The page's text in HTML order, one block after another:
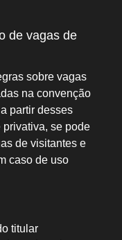
de vagas de
sobre vagas
na convenção
partir desses
se pode
de visitantes e
caso de uso
titular